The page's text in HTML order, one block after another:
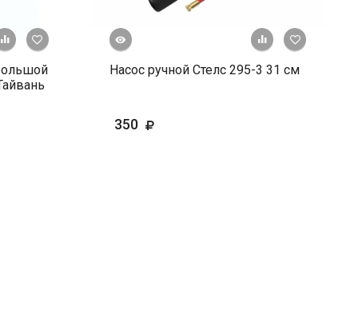
+ К сравнению
В избранное + К
просмотр
Насос ручной Стелс 295-3 31 см
350